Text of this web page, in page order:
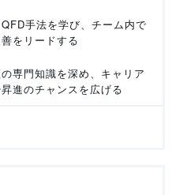
手法を学び、チーム内で
をリードする
専門知識を深め、キャリア
進のチャンスを広げる